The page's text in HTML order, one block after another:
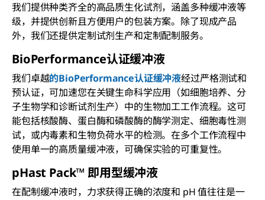
我们提供种类齐全的高品质生化试剂，涵盖多种缓冲液等
级，并提供创新且方便用户的包装方案。除了现成产品
外，我们还提供定制试剂生产和定制配制服务。
BioPerformance认证缓冲液
我们卓越的BioPerformance认证缓冲液经过严格测试和
预认证，可加速您在关键生命科学应用（如细胞培养、分
子生物学和诊断试剂生产）中的生物加工工作流程。这可
能包括核酸酶、蛋白酶和磷酸酶的酶学测定、细胞毒性测
试，或内毒素和生物负荷水平的检测。在多个工作流程中
使用单一的高质量缓冲液，可确保实验的可重复性。
pHast Pack™ 即用型缓冲液
在配制缓冲液时，力求获得正确的浓度和 pH 值往往是一